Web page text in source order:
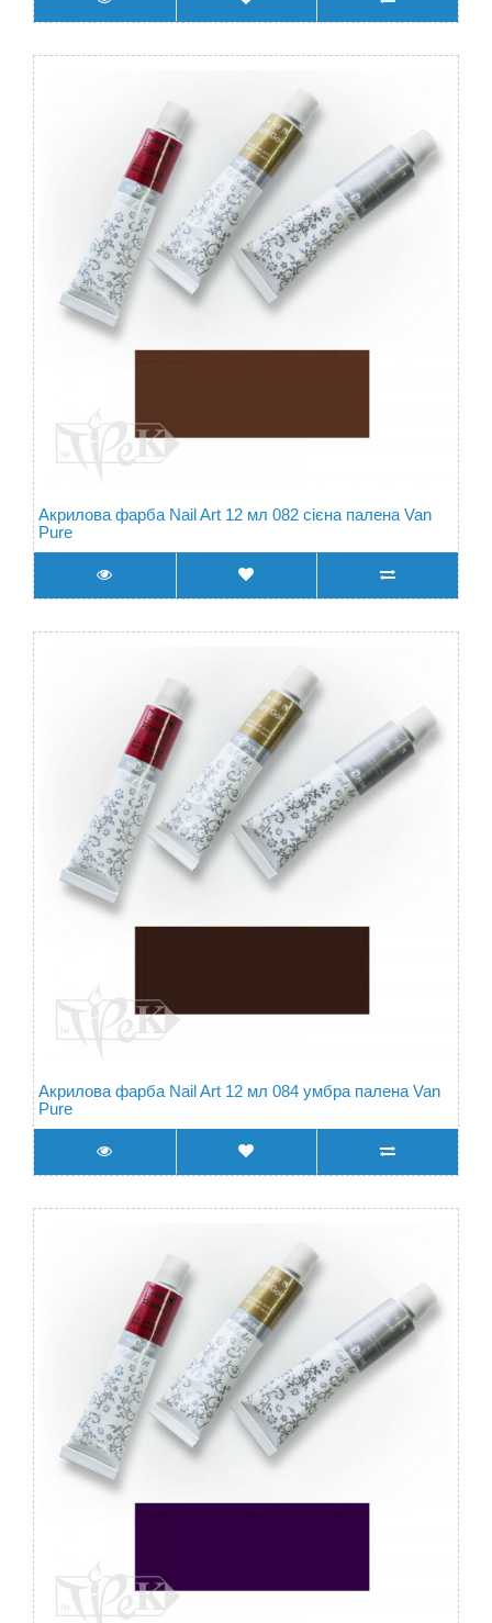
Акрилова фарба Nail Art 12 мл 082 сієна палена Van
Pure
Акрилова фарба Nail Art 12 мл 084 умбра палена Van
Pure